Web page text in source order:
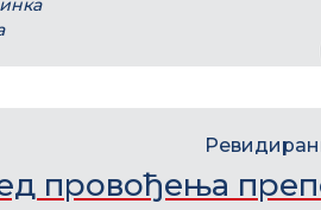
провођења